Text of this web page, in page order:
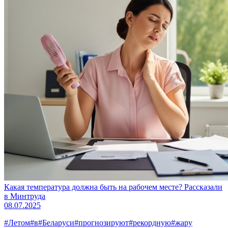
Какая температура должна быть на рабочем месте? Рассказали
в Минтруда
08.07.2025
#Летом#в#Беларуси#прогнозируют#рекордную#жару